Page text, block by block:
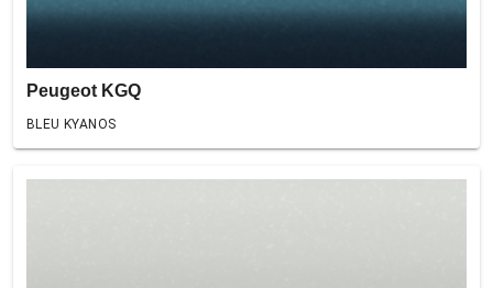
Peugeot KGQ
BLEU KYANOS